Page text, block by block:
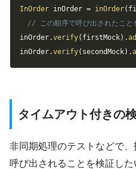
InOrder inOrder = inOrder(
// この順序で呼び出されたこと
inOrder.verify( firstMock) .
inOrder.verify( secondMock) .
タイムアウト付きの
非同期処理のテストなどで
呼び出されることを検証した